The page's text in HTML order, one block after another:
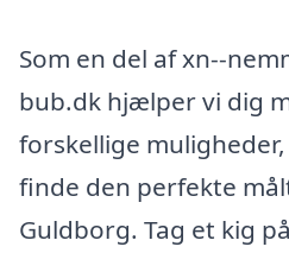
Som en del af xn--
bub.dk hjælper vi dig
forskellige
finde den perfekte
Guldborg. Tag et kig